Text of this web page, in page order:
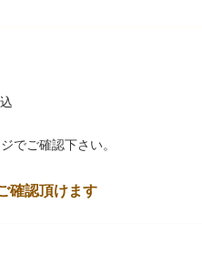
でご確認下さい。
確認頂けます